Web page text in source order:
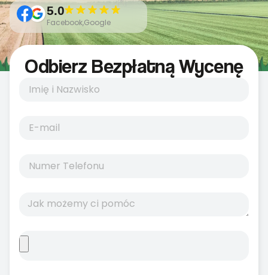
5.0
Facebook,Google
Odbierz Bezpłatną Wycenę